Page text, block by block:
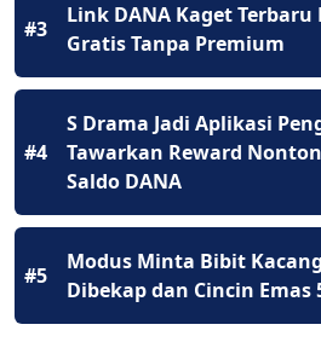
#3
Link DANA Kaget
Gratis Tanpa Premium
#4
S Drama Jadi Aplikasi
Tawarkan Reward
Saldo DANA
#5
Modus Minta Bibit
Dibekap dan Cincin Emas